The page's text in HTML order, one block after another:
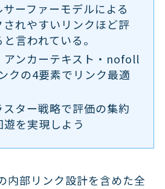
サーファーモデルによる
されやすいリンクほど評
言われている。
アンカーテキスト・nofoll
クの4要素でリンク最適
スター戦略で評価の集約
を実現しよう
内部リンク設計を含めた全